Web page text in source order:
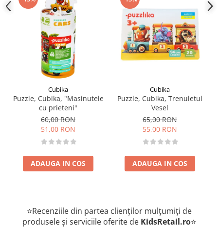
Cubika
Puzzle, Cubika, "Masinutele
cu prieteni"
60,00 RON
51,00 RON
ADAUGA IN COS
Cubika
Puzzle, Cubika, Trenuletul
Vesel
65,00 RON
55,00 RON
ADAUGA IN COS
⭐Recenziile din partea clienților mulțumiți de
produsele și serviciile oferite de KidsRetail.ro⭐